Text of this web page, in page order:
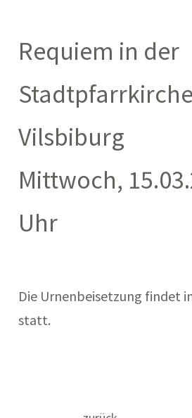
Requiem in der
Stadtpfarrkirche
Vilsbiburg
Mittwoch,
Uhr
Die Urnenbeisetzung findet
statt.
Beitragsnavigation